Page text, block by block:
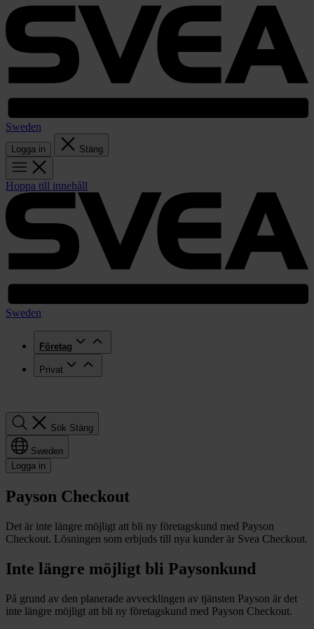
Sweden
Logga in Stäng
Hoppa till innehåll
Sweden
Företag
Privat
Sök Stäng
Sweden
Logga in
Payson Checkout
Det är inte längre möjligt att bli ny företagskund med Payson
Checkout. Lösningen som erbjuds till nya kunder är Svea Checkout.
Inte längre möjligt bli Paysonkund
På grund av den planerade avvecklingen av tjänsten Payson är det
inte längre möjligt att bli ny företagskund med Payson Checkout.